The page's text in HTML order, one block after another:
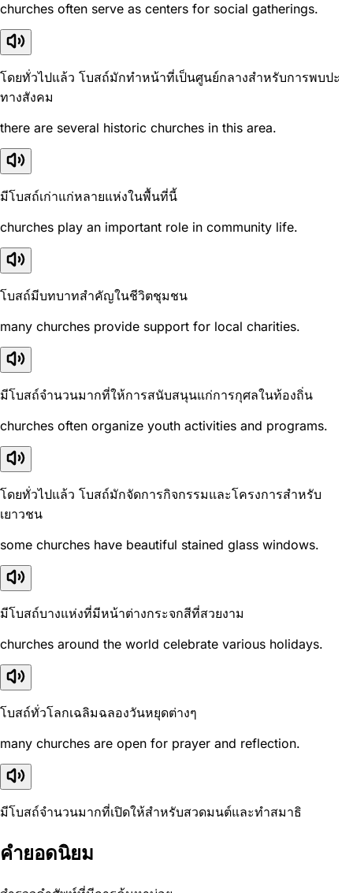
churches often serve as centers for social gatherings.
โดยทั่วไปแล้ว โบสถ์มักทำหน้าที่เป็นศูนย์กลางสำหรับการพบปะ
ทางสังคม
there are several historic churches in this area.
มีโบสถ์เก่าแก่หลายแห่งในพื้นที่นี้
churches play an important role in community life.
โบสถ์มีบทบาทสำคัญในชีวิตชุมชน
many churches provide support for local charities.
มีโบสถ์จำนวนมากที่ให้การสนับสนุนแก่การกุศลในท้องถิ่น
churches often organize youth activities and programs.
โดยทั่วไปแล้ว โบสถ์มักจัดการกิจกรรมและโครงการสำหรับ
เยาวชน
some churches have beautiful stained glass windows.
มีโบสถ์บางแห่งที่มีหน้าต่างกระจกสีที่สวยงาม
churches around the world celebrate various holidays.
โบสถ์ทั่วโลกเฉลิมฉลองวันหยุดต่างๆ
many churches are open for prayer and reflection.
มีโบสถ์จำนวนมากที่เปิดให้สำหรับสวดมนต์และทำสมาธิ
คำยอดนิยม